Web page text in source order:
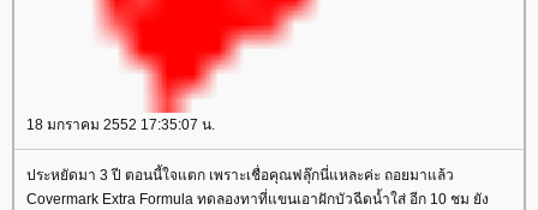
18 มกราคม 2552 17:35:07 น.
ประหยัดมา 3 ปี ตอนนี้ใจแตก เพราะเชื่อคุณฟลุ๊กนี่แหละค่ะ ถอยมาแล้ว
Covermark Extra Formula ทดลองทาที่แขนเอาฝักบัวฉีดน้ำใส่ อีก 10 ชม ยัง